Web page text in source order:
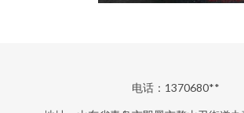
电话：1370680**